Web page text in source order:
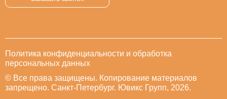
Политика конфиденциальности и обработка
персональных данных
© Все права защищены. Копирование материалов
запрещено. Санкт-Петербург. Ювикс Групп, 2026.